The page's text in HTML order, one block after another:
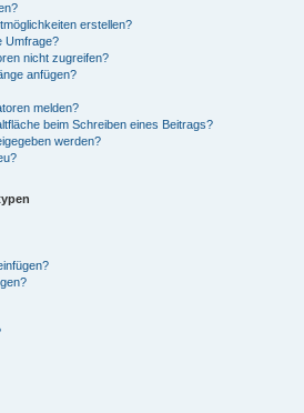
erstellen?
Umfrage?
nicht zugreifen?
anfügen?
melden?
beim Schreiben eines Beitrags?
werden?